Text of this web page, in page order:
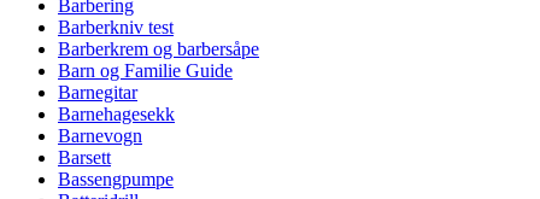
Barbering
Barberkniv test
Barberkrem og barbersåpe
Barn og Familie Guide
Barnegitar
Barnehagesekk
Barnevogn
Barsett
Bassengpumpe